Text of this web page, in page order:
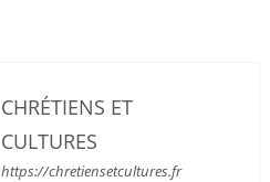
CHRÉTIENS ET
CULTURES
https://chretiensetcultures.fr